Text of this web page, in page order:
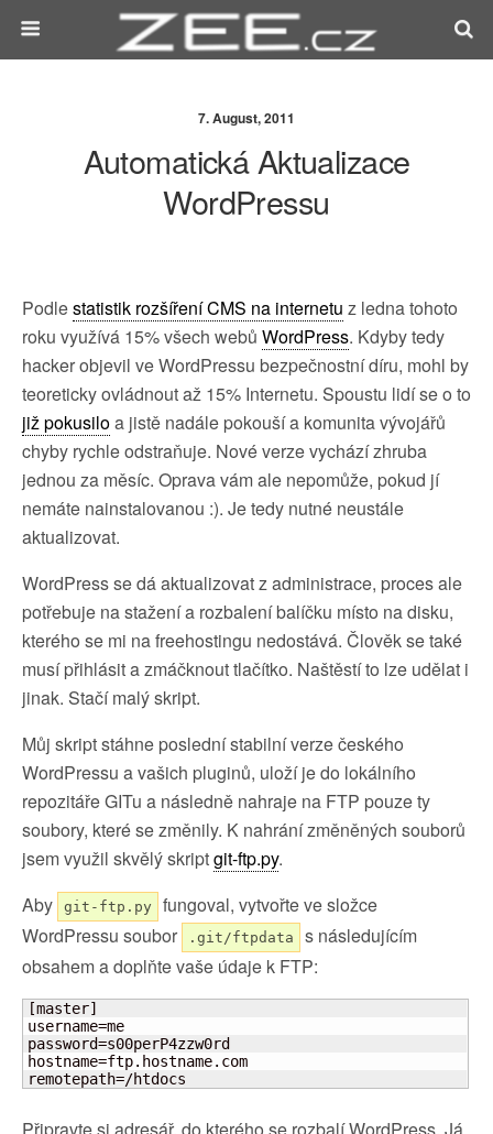
7. August, 2011
Automatická Aktualizace
WordPressu
Podlestatistik rozšíření CMS na internetu z ledna tohoto
roku využívá 15% všech webů WordPress. Kdyby tedy
hacker objevil ve WordPressu bezpečnostní díru, mohl by
teoreticky ovládnout až 15% Internetu. Spoustu lidí se o to
již pokusiloa jistě nadále pokouší a komunita vývojářů
chyby rychle odstraňuje. Nové verze vychází zhruba
jednou za měsíc. Oprava vám ale nepomůže, pokud jí
nemáte nainstalovanou :). Je tedy nutné neustále
aktualizovat.
WordPress se dá aktualizovat z administrace, proces ale
potřebuje na stažení a rozbalení balíčku místo na disku,
kterého se mi na freehostingu nedostává. Člověk se také
musí přihlásit a zmáčknout tlačítko. Naštěstí to lze udělat i
jinak. Stačí malý skript.
Můj skript stáhne poslední stabilní verze českého
WordPressu a vašich pluginů, uloží je do lokálního
repozitáře GITu a následně nahraje na FTP pouze ty
soubory, které se změnily. K nahrání změněných souborů
jsem využil skvělý skriptgit-ftp.py.
Aby
git-ftp.py
fungoval, vytvořte ve složce
WordPressu soubor
.git/ftpdata
s následujícím
obsahem a doplňte vaše údaje k FTP:
[master]
username=me
password=s00perP4zzw0rd
hostname=ftp.hostname.com
remotepath=/htdocs